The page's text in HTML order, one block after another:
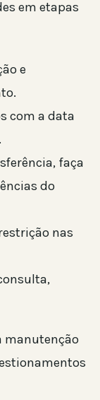
em etapas
e
com a data
faça
do
nas
manutenção